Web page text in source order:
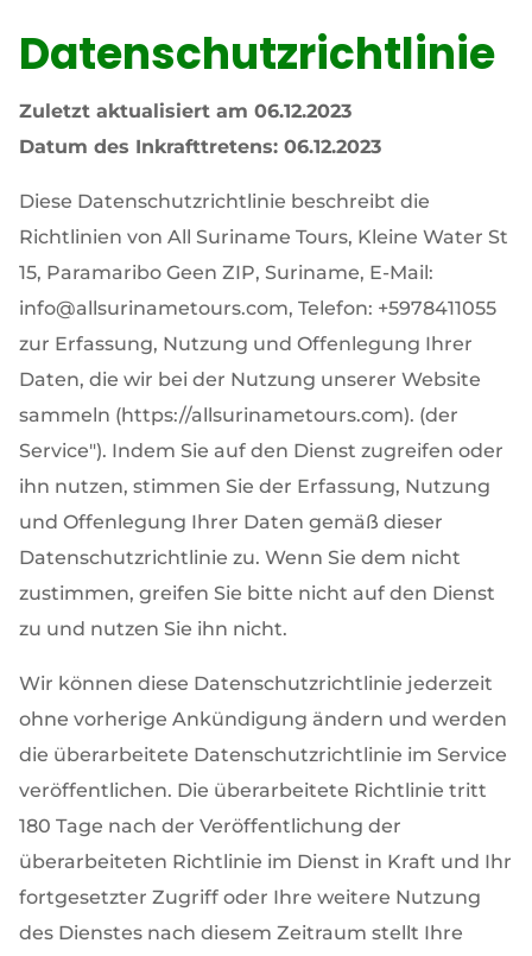
Datenschutzrichtlinie
Zuletzt aktualisiert am 06.12.2023
Datum des Inkrafttretens: 06.12.2023
Diese Datenschutzrichtlinie beschreibt die
Richtlinien von All Suriname Tours, Kleine Water St
15, Paramaribo Geen ZIP, Suriname, E-Mail:
info@allsurinametours.com, Telefon: +5978411055
zur Erfassung, Nutzung und Offenlegung Ihrer
Daten, die wir bei der Nutzung unserer Website
sammeln (https://allsurinametours.com). (der
Service"). Indem Sie auf den Dienst zugreifen oder
ihn nutzen, stimmen Sie der Erfassung, Nutzung
und Offenlegung Ihrer Daten gemäß dieser
Datenschutzrichtlinie zu. Wenn Sie dem nicht
zustimmen, greifen Sie bitte nicht auf den Dienst
zu und nutzen Sie ihn nicht.
Wir können diese Datenschutzrichtlinie jederzeit
ohne vorherige Ankündigung ändern und werden
die überarbeitete Datenschutzrichtlinie im Service
veröffentlichen. Die überarbeitete Richtlinie tritt
180 Tage nach der Veröffentlichung der
überarbeiteten Richtlinie im Dienst in Kraft und Ihr
fortgesetzter Zugriff oder Ihre weitere Nutzung
des Dienstes nach diesem Zeitraum stellt Ihre